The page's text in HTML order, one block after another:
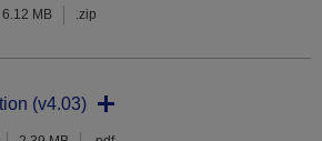
6.12 MB .zip
(v4.03)